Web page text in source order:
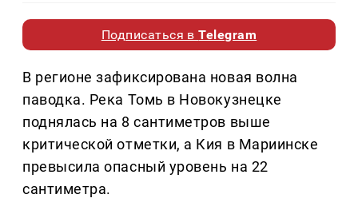
Подписаться вTelegram
В регионе зафиксирована новая волна
паводка. Река Томь в Новокузнецке
поднялась на 8 сантиметров выше
критической отметки, а Кия в Мариинске
превысила опасный уровень на 22
сантиметра.